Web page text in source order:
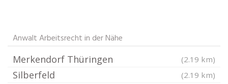
Anwalt Arbeitsrecht in der Nähe
Merkendorf Thüringen (2.19 km)
Silberfeld (2.19 km)